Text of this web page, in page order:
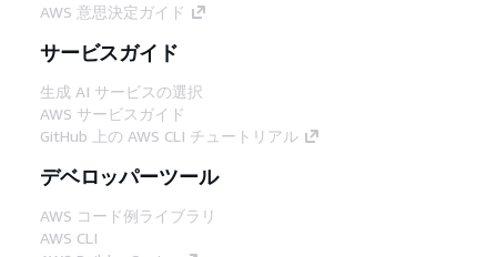
AWS 意思決定ガイド
サービスガイド
生成 AI サービスの選択
AWS サービスガイド
GitHub 上の AWS CLI チュートリアル
デベロッパーツール
AWS コード例ライブラリ
AWS CLI